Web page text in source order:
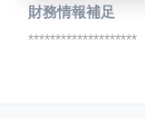
財務情報補足
********************